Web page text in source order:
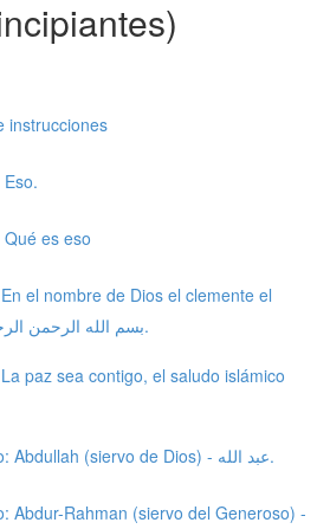
instrucciones
es eso
el nombre de Dios el clemente el
misericordioso بسم الله الرحمن الرحيم.
paz sea contigo, el saludo islámico
5. Vocabulario: Abdullah (siervo de Dios) - عبد الله.
Abdur-Rahman (siervo del Generoso) -